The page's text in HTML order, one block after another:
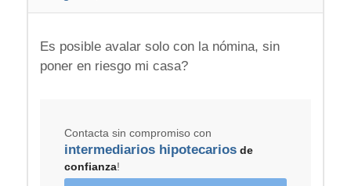
Es posible avalar solo con la nómina, sin
poner en riesgo mi casa?
Contacta sin compromiso con
intermediarios hipotecariosde
confianza!